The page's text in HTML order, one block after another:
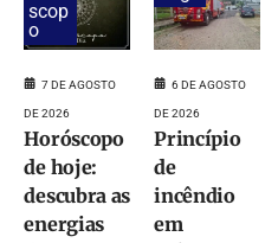
scop
o
7 DE AGOSTO
DE 2026
Horóscopo
de hoje:
descubra as
energias
6 DE AGOSTO
DE 2026
Princípio
de
incêndio
em